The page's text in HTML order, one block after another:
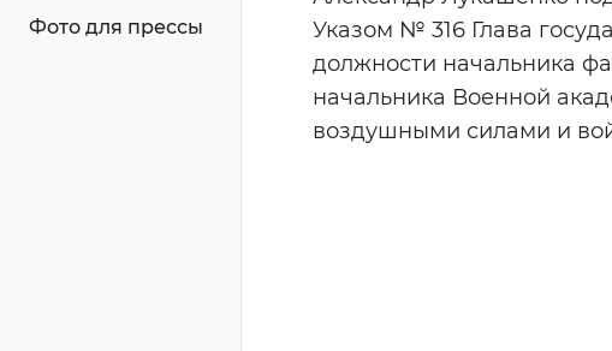
Фото для прессы
Указом № 316 Глава
должности начальника
начальника Военной
воздушными силами и